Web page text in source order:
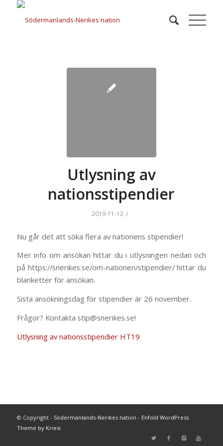
Utlysning av
nationsstipendier
2019-11-12 /
Nu går det att söka flera av nationens stipendier!
Mer info om ansökan hittar du i utlysningen nedan och
på https://snerikes.se/om-nationen/stipendier/ hittar du
blanketter för ansökan.
Sista ansökningsdag för stipendier är 26 november.
Frågor? Kontakta stip@snerikes.se!
Utlysning av nationsstipendier HT19
© Copyright - Södermanlands-Nerikes nation - Enfold WordPress
Theme by Kriesi